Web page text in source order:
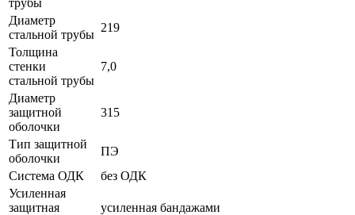
трубы
Диаметр
стальной трубы
219
Толщина
стенки
стальной трубы
7,0
Диаметр
защитной
оболочки
315
Тип защитной
оболочки
ПЭ
Система ОДК
без ОДК
Усиленная
защитная
усиленная бандажами